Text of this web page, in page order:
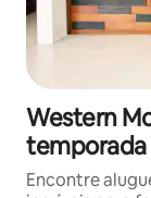
Western
temporada
Encontre